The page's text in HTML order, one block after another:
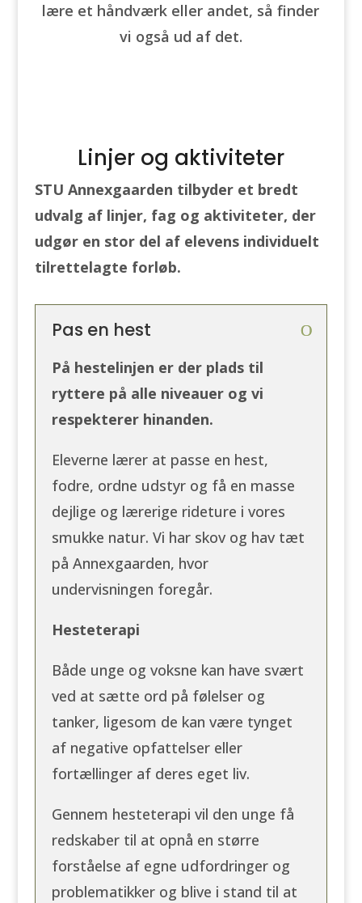
lære et håndværk eller andet, så finder
vi også ud af det.
Linjer og aktiviteter
STU Annexgaarden tilbyder et bredt
udvalg af linjer, fag og aktiviteter, der
udgør en stor del af elevens individuelt
tilrettelagte forløb.
Pas en hest
På hestelinjen er der plads til
ryttere på alle niveauer og vi
respekterer hinanden.
Eleverne lærer at passe en hest,
fodre, ordne udstyr og få en masse
dejlige og lærerige rideture i vores
smukke natur. Vi har skov og hav tæt
på Annexgaarden, hvor
undervisningen foregår.
Hesteterapi
Både unge og voksne kan have svært
ved at sætte ord på følelser og
tanker, ligesom de kan være tynget
af negative opfattelser eller
fortællinger af deres eget liv.
Gennem hesteterapi vil den unge få
redskaber til at opnå en større
forståelse af egne udfordringer og
problematikker og blive i stand til at